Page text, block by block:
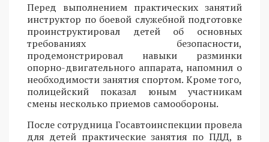
Перед выполнением практических занятий
инструктор по боевой служебной подготовке
проинструктировал детей об основных
требованиях безопасности,
продемонстрировал навыки разминки
опорно-двигательного аппарата, напомнил о
необходимости занятия спортом. Кроме того,
полицейский показал юным участникам
смены несколько приемов самообороны.
После сотрудница Госавтоинспекции провела
для детей практические занятия по ПДД, в